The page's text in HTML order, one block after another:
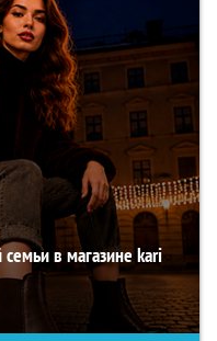
в магазине kari